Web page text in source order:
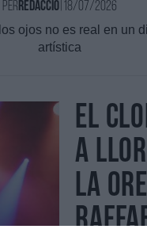
PerRedacció| 18/07/2026
ojos no es real en un
artística
El
a
La